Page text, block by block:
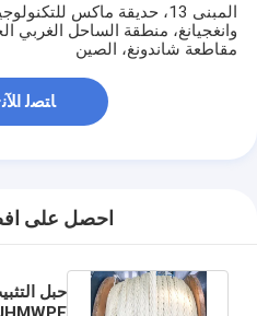
وانغجيانغ، منطقة الساحل الغربي
مقاطعة شاندونغ، الصين
ﺎﺘﺼﻟ ﺍﻶﻧ
احصل على